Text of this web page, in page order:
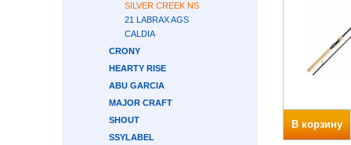
SILVER CREEK NS
21 LABRAX AGS
CALDIA
CRONY
HEARTY RISE
ABU GARCIA
MAJOR CRAFT
SHOUT
SSYLABEL
В корзину